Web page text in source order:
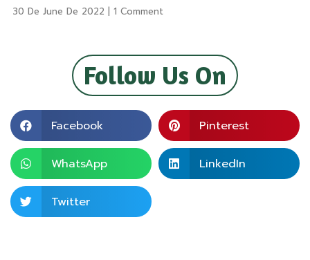
30 De June De 2022 1 Comment
Follow Us On
Facebook Pinterest
WhatsApp LinkedIn
Twitter